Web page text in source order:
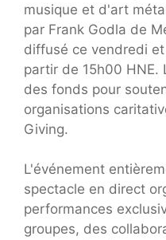
musique et d'art
par Frank Godla de
diffusé ce vendredi
partir de 15h00 HNE.
des fonds pour
organisations
Giving.
L'événement
spectacle en direct
performances
groupes, des